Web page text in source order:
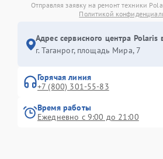
Отправляя заявку на ремонт техники
Политикой
Адрес сервисного центра Polaris
г. Таганрог, площадь Мира, 7
Горячая линия
+7 (800) 301-55-83
Время работы
Ежедневно с 9:00 до 21:00